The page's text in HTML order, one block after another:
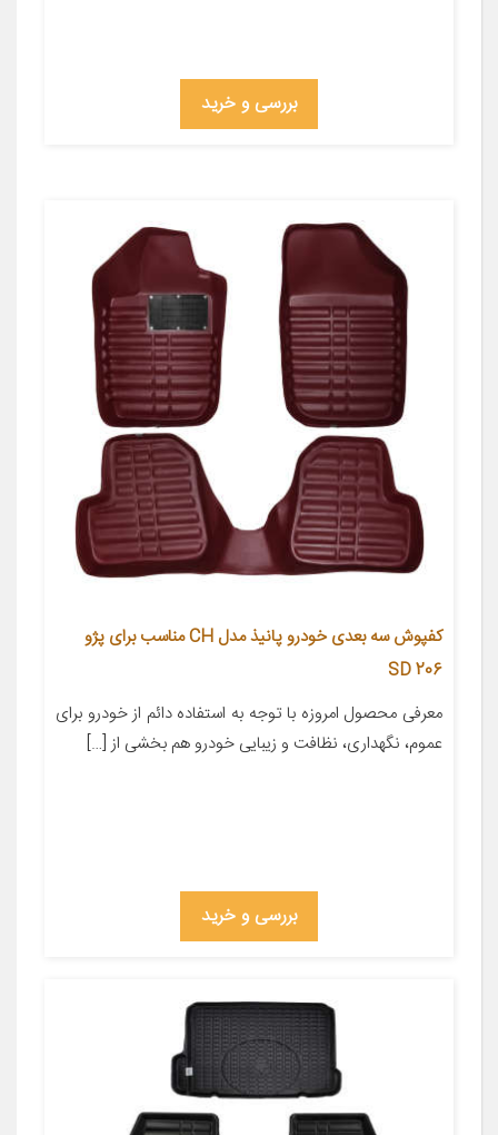
بررسی و خرید
کفپوش سه بعدی خودرو پانیذ مدل CH مناسب برای پژو
206 SD
معرفی محصول امروزه با توجه به استفاده دائم از خودرو برای
عموم، نگهداری، نظافت و زیبایی خودرو هم بخشی از […]
بررسی و خرید